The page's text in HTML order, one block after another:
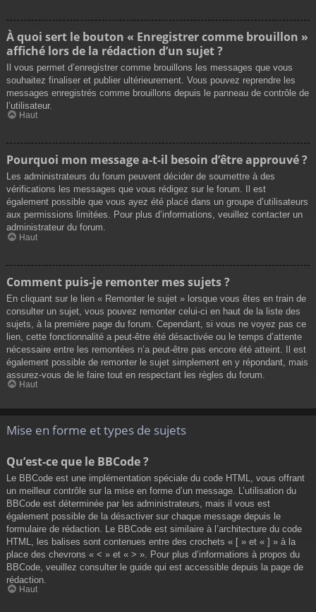
À quoi sert le bouton « Enregistrer comme brouillon »
affiché lors de la rédaction d’un sujet ?
Il vous permet d’enregistrer comme brouillons les messages que vous
souhaitez finaliser et publier ultérieurement. Vous pouvez reprendre les
messages enregistrés comme brouillons depuis le panneau de contrôle de
l’utilisateur.
Haut
Pourquoi mon message a-t-il besoin d’être approuvé ?
Les administrateurs du forum peuvent décider de soumettre à des
vérifications les messages que vous rédigez sur le forum. Il est
également possible que vous ayez été placé dans un groupe d’utilisateurs
aux permissions limitées. Pour plus d’informations, veuillez contacter un
administrateur du forum.
Haut
Comment puis-je remonter mes sujets ?
En cliquant sur le lien « Remonter le sujet » lorsque vous êtes en train de
consulter un sujet, vous pouvez remonter celui-ci en haut de la liste des
sujets, à la première page du forum. Cependant, si vous ne voyez pas ce
lien, cette fonctionnalité a peut-être été désactivée ou le temps d’attente
nécessaire entre les remontées n’a peut-être pas encore été atteint. Il est
également possible de remonter le sujet simplement en y répondant, mais
assurez-vous de le faire tout en respectant les règles du forum.
Haut
Mise en forme et types de sujets
Qu’est-ce que le BBCode ?
Le BBCode est une implémentation spéciale du code HTML, vous offrant
un meilleur contrôle sur la mise en forme d’un message. L’utilisation du
BBCode est déterminée par les administrateurs, mais il vous est
également possible de la désactiver sur chaque message depuis le
formulaire de rédaction. Le BBCode est similaire à l’architecture du code
HTML, les balises sont contenues entre des crochets « [ » et « ] » à la
place des chevrons « < » et « > ». Pour plus d’informations à propos du
BBCode, veuillez consulter le guide qui est accessible depuis la page de
rédaction.
Haut